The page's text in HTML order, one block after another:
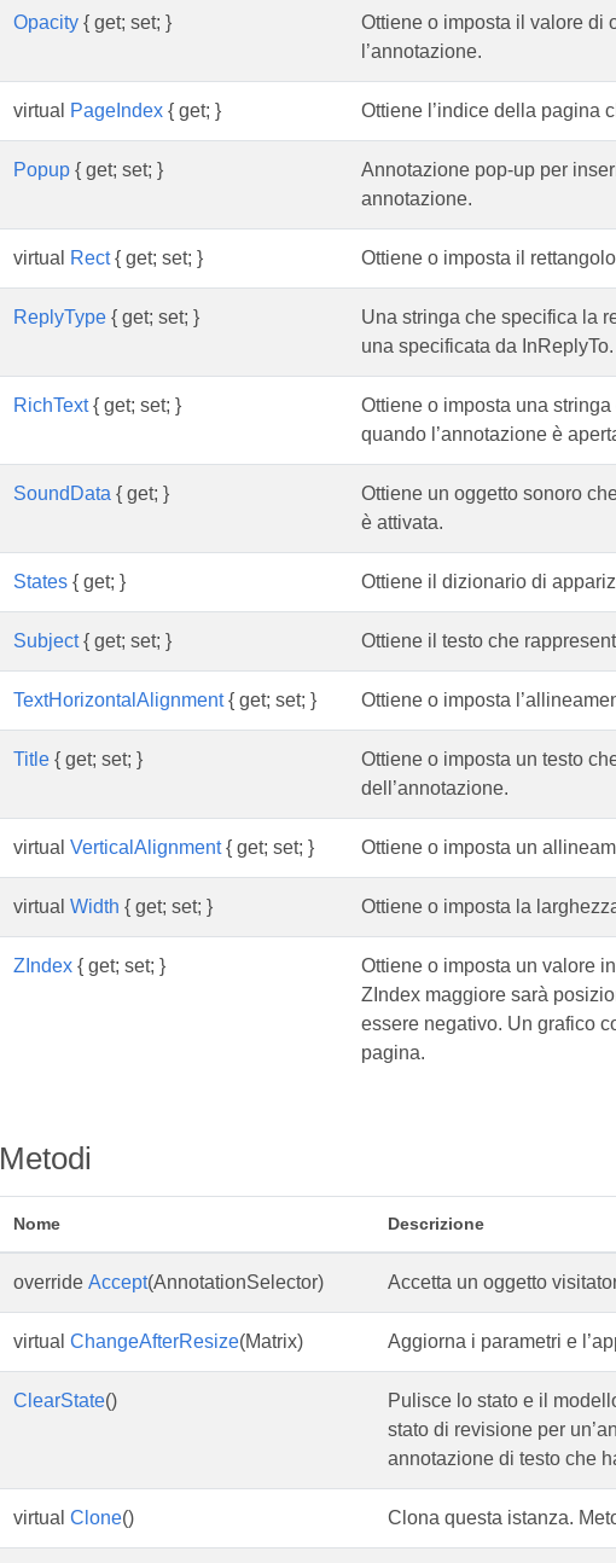
Opacity { get; set; }
Ottiene o imposta il valore di
l’annotazione.
virtual PageIndex { get; } Ottiene l’indice della pagina
Popup { get; set; }
Annotazione pop-up per
annotazione.
virtual Rect{ get; set; } Ottiene o imposta il
ReplyType { get; set; }
Una stringa che specifica la
una specificata da InReplyTo.
RichText{ get; set; }
Ottiene o imposta una
quando l’annotazione è
SoundData { get; }
Ottiene un oggetto sonoro
è attivata.
States { get; } Ottiene il dizionario di
Subject{ get; set; } Ottiene il testo che
TextHorizontalAlignment{ get; set; } Ottiene o imposta
Title { get; set; }
Ottiene o imposta un testo
dell’annotazione.
virtual VerticalAlignment{ get; set; } Ottiene o imposta un
virtual Width { get; set; } Ottiene o imposta la
ZIndex { get; set; }
Ottiene o imposta un valore
ZIndex maggiore sarà
essere negativo. Un grafico
pagina.
Metodi
Nome Descrizione
override Accept(AnnotationSelector) Accetta un oggetto
virtual ChangeAfterResize(Matrix) Aggiorna i parametri e
ClearState()
Pulisce lo stato e il
stato di revisione per
annotazione di testo che
virtual Clone() Clona questa istanza.